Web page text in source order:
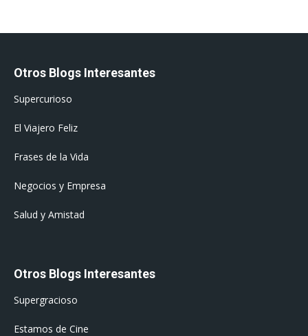
Otros Blogs Interesantes
Supercurioso
El Viajero Feliz
Frases de la Vida
Negocios y Empresa
Salud y Amistad
Otros Blogs Interesantes
Supergracioso
Estamos de Cine